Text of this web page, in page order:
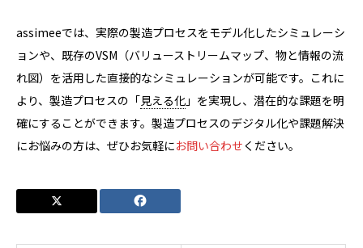
assimeeでは、実際の製造プロセスをモデル化したシミュレーシ
ョンや、既存のVSM（バリューストリームマップ、物と情報の流
れ図）を活用した直接的なシミュレーションが可能です。これに
より、製造プロセスの「見える化 」を実現し、潜在的な課題を明
確にすることができます。製造プロセスのデジタル化や課題解決
にお悩みの方は、ぜひお気軽にお問い合わせ ください。